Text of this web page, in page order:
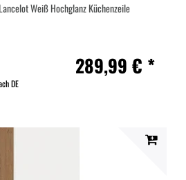
Weiß Hochglanz Küchenzeile
289,99 € *
DE